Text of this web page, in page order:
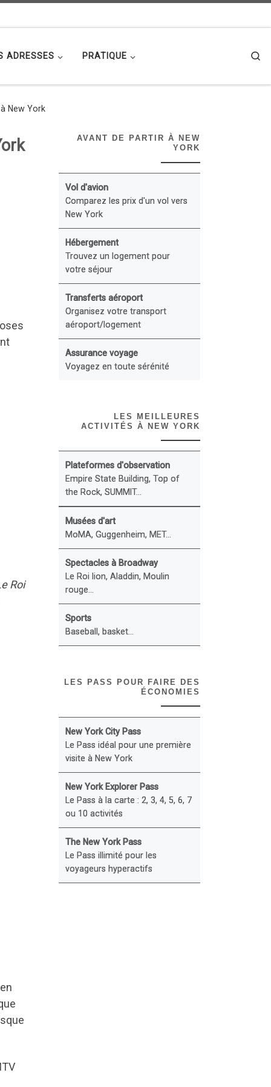
ADRESSES PRATIQUE
New York
Roi
AVANT DE PARTIR À NEW
YORK
Vol d'avion
Comparez les prix d'un vol vers
New York
Hébergement
Trouvez un logement pour
votre séjour
Transferts aéroport
Organisez votre transport
aéroport/logement
Assurance voyage
Voyagez en toute sérénité
LES MEILLEURES
ACTIVITÉS À NEW YORK
Plateformes d'observation
Empire State Building, Top of
the Rock, SUMMIT...
Musées d'art
MoMA, Guggenheim, MET...
Spectacles à Broadway
Le Roi lion, Aladdin, Moulin
rouge...
Sports
Baseball, basket...
LES PASS POUR FAIRE DES
ÉCONOMIES
New York City Pass
Le Pass idéal pour une première
visite à New York
New York Explorer Pass
Le Pass à la carte : 2, 3, 4, 5, 6, 7
ou 10 activités
The New York Pass
Le Pass illimité pour les
voyageurs hyperactifs